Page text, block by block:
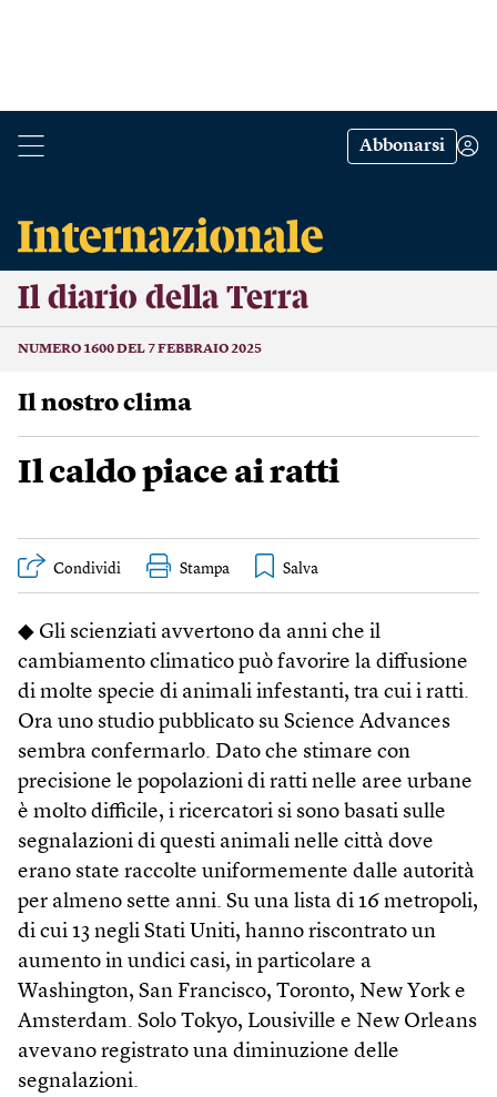
Abbonarsi
Il diario della Terra
NUMERO 1600 DEL 7 FEBBRAIO 2025
Il nostro clima
Il caldo piace ai ratti
Condividi Stampa
◆ Gli scienziati avvertono da anni che il
cambiamento climatico può favorire la diffusione
di molte specie di animali infestanti, tra cui i ratti.
Ora uno studio pubblicato su Science Advances
sembra confermarlo. Dato che stimare con
precisione le popolazioni di ratti nelle aree urbane
è molto difficile, i ricercatori si sono basati sulle
segnalazioni di questi animali nelle città dove
erano state raccolte uniformemente dalle autorità
per almeno sette anni. Su una lista di 16 metropoli,
di cui 13 negli Stati Uniti, hanno riscontrato un
aumento in undici casi, in particolare a
Washington, San Francisco, Toronto, New York e
Amsterdam. Solo Tokyo, Lousiville e New Orleans
avevano registrato una diminuzione delle
segnalazioni.